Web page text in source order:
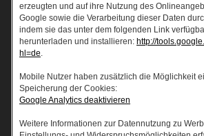
erzeugten und auf ihre Nutzung des
Google sowie die Verarbeitung dieser Daten
indem sie das unter dem folgenden Link
herunterladen und installieren: http://
hl=de.
Mobile Nutzer haben zusätzlich die Möglichkeit
Speicherung der Cookies:
Google Analytics deaktivieren
Weitere Informationen zur Datennutzung zu